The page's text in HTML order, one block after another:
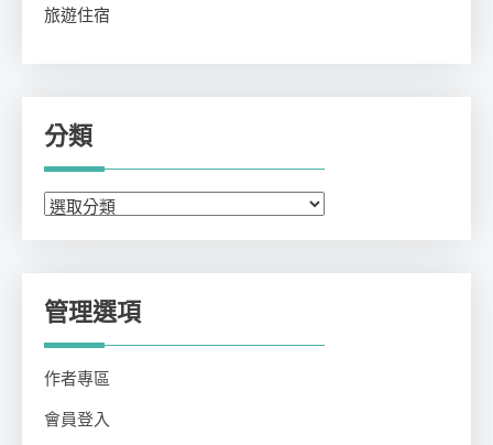
旅遊住宿
分類
分
管理選項
作者專區
會員登入